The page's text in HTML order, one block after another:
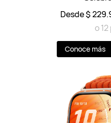
Desde $
o
Conoce más